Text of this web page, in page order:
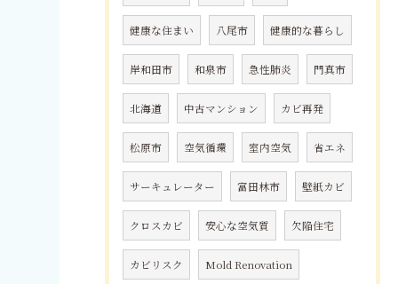
健康な住まい 八尾市 健康的な暮らし
岸和田市 和泉市 急性肺炎 門真市
北海道 中古マンション カビ再発
松原市 空気循環 室内空気 省エネ
サーキュレーター 富田林市 壁紙カビ
クロスカビ 安心な空気質 欠陥住宅
カビリスク Mold Renovation